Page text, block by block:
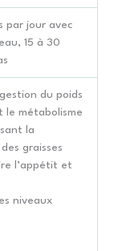
par jour avec
15 à 30
du poids
le métabolisme
la
graisses
l’appétit et
niveaux